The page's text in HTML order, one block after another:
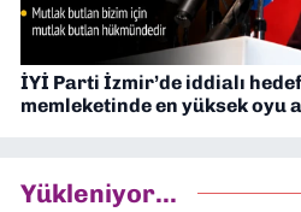
İYİ Parti İzmir’de iddialı
memleketinde en yüksek oyu
Yükleniyor...